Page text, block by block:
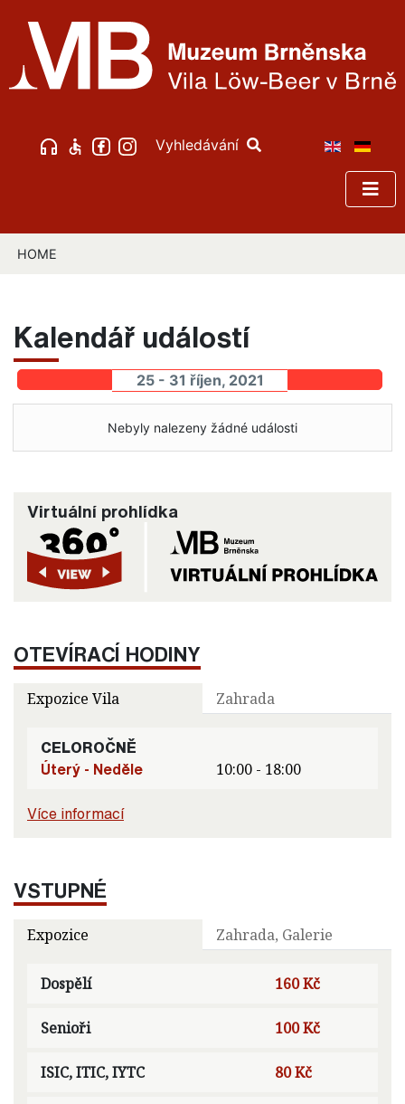
Vyhledávání
HOME
Kalendář událostí
25 - 31 říjen, 2021
Nebyly nalezeny žádné události
Virtuální prohlídka
OTEVÍRACÍ HODINY
Expozice Vila Zahrada
CELOROČNĚ
Úterý - Neděle
10:00 - 18:00
Více informací
VSTUPNÉ
Expozice Zahrada, Galerie
Dospělí 160 Kč
Senioři 100 Kč
ISIC, ITIC, IYTC 80 Kč